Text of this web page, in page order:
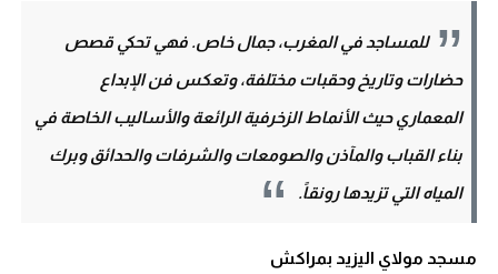
للمساجد في المغرب، جمال خاص. فهي تحكي قصص
حضارات وتاريخ وحقبات مختلفة، وتعكس فن الإبداع
المعماري حيث الأنماط الزخرفية الرائعة والأساليب الخاصة في
بناء القباب والمآذن والصومعات والشرفات والحدائق وبرك
المياه التي تزيدها رونقاً.
مسجد مولاي اليزيد بمراكش